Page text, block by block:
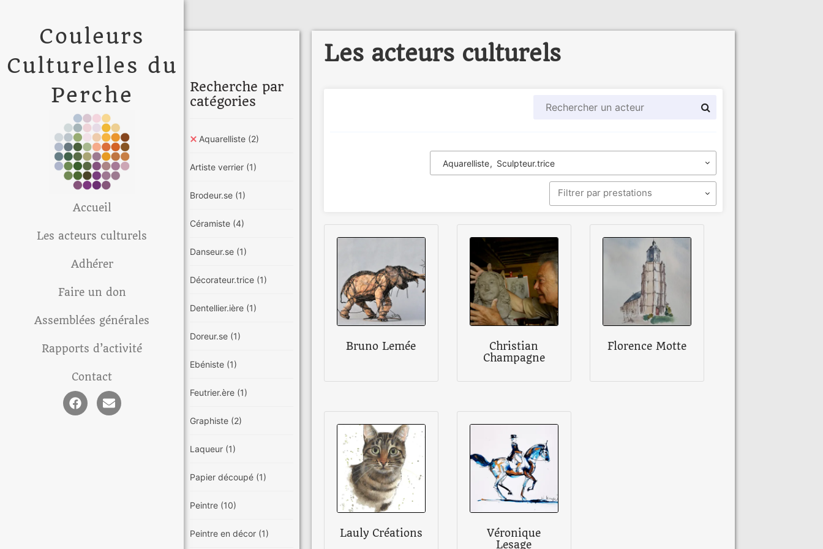
Couleurs
Culturelles du
Perche
Accueil
Les acteurs culturels
Adhérer
Faire un don
Assemblées générales
Rapports d’activité
Contact
Recherche par
catégories
Aquarelliste (2)
Artiste verrier (1)
Brodeur.se (1)
Céramiste (4)
Danseur.se (1)
Décorateur.trice (1)
Dentellier.ière (1)
Doreur.se (1)
Ebéniste (1)
Feutrier.ère (1)
Graphiste (2)
Laqueur (1)
Papier découpé (1)
Peintre (10)
Peintre en décor (1)
Les acteurs culturels
Aquarelliste Sculpteur.trice
Bruno Lemée
Christian
Champagne
Florence Motte
Lauly Créations
Véronique
Lesage